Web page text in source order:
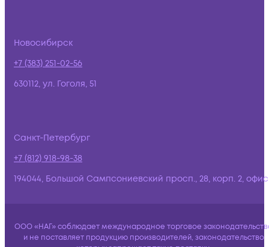
Новосибирск
+7 (383) 251-02-56
630112, ул. Гоголя, 51
Санкт-Петербург
+7 (812) 918-98-38
194044, Большой Сампсониевский просп., 28, корп. 2,
ООО «НАГ» соблюдает международное торговое
и не поставляет продукцию производителей, законодательство